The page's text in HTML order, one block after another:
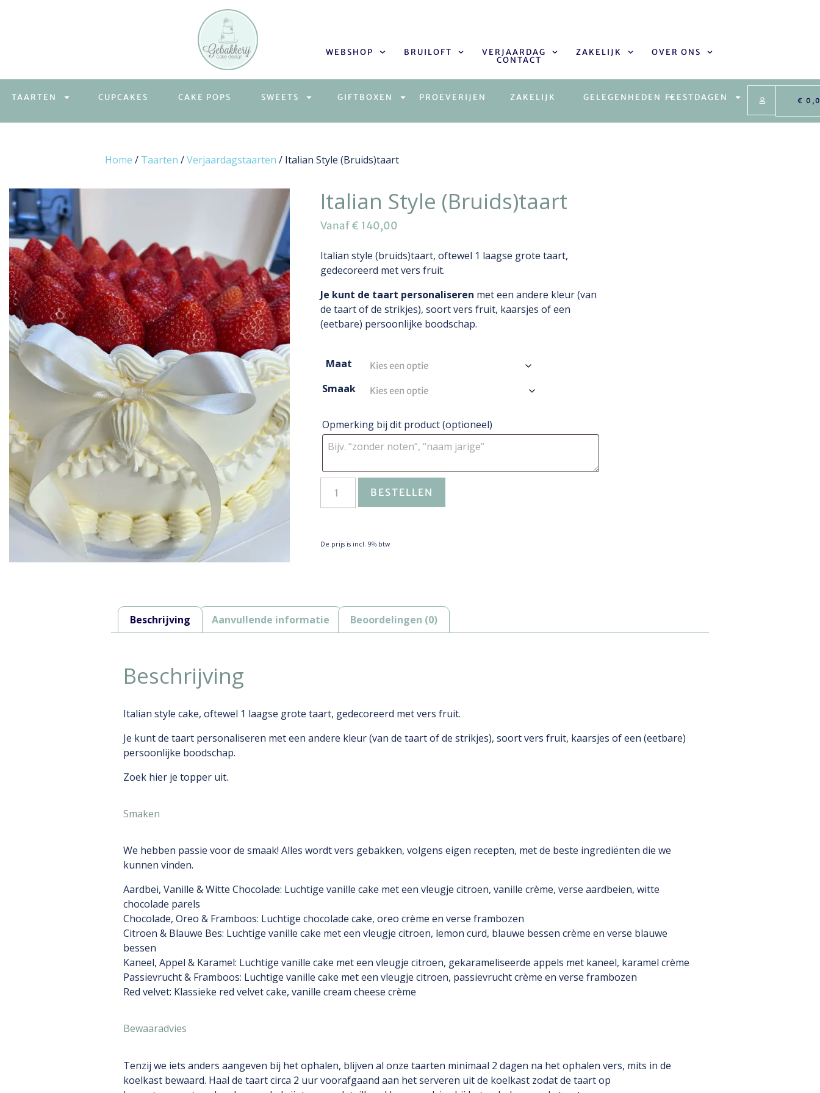
WEBSHOP BRUILOFT VERJAARDAG ZAKELIJK OVER ONS
CONTACT
TAARTEN CUPCAKES CAKE POPS SWEETS GIFTBOXEN PROEVERIJEN ZAKELIJK GELEGENHEDEN FEESTDAGEN €
Home / Taarten /Verjaardagstaarten / Italian Style (Bruids)taart
Italian Style (Bruids)taart
Vanaf€ 140,00
Italian style (bruids)taart, oftewel 1 laagse grote taart,
gedecoreerd met vers fruit.
Je kunt de taart personaliseren met een andere kleur (van
de taart of de strikjes), soort vers fruit, kaarsjes of een
(eetbare) persoonlijke boodschap.
Maat
Smaak
Opmerking bij dit product(optioneel)
BESTELLEN
De prijs is incl. 9% btw
Beschrijving Aanvullende informatie Beoordelingen (0)
Beschrijving
Italian style cake, oftewel 1 laagse grote taart, gedecoreerd met vers fruit.
Je kunt de taart personaliseren met een andere kleur (van de taart of de strikjes), soort vers fruit, kaarsjes of een (eetbare)
persoonlijke boodschap.
Zoek hier je topper uit.
Smaken
We hebben passie voor de smaak! Alles wordt vers gebakken, volgens eigen recepten, met de beste ingrediënten die we
kunnen vinden.
Aardbei, Vanille & Witte Chocolade: Luchtige vanille cake met een vleugje citroen, vanille crème, verse aardbeien, witte
chocolade parels
Chocolade, Oreo & Framboos: Luchtige chocolade cake, oreo crème en verse frambozen
Citroen & Blauwe Bes: Luchtige vanille cake met een vleugje citroen, lemon curd, blauwe bessen crème en verse blauwe
bessen
Kaneel, Appel & Karamel: Luchtige vanille cake met een vleugje citroen, gekarameliseerde appels met kaneel, karamel crème
Passievrucht & Framboos: Luchtige vanille cake met een vleugje citroen, passievrucht crème en verse frambozen
Red velvet: Klassieke red velvet cake, vanille cream cheese crème
Bewaaradvies
Tenzij we iets anders aangeven bij het ophalen, blijven al onze taarten minimaal 2 dagen na het ophalen vers, mits in de
koelkast bewaard. Haal de taart circa 2 uur voorafgaand aan het serveren uit de koelkast zodat de taart op